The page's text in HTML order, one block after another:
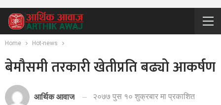
Home Hot-news
बेमौसमी तरकारी खेतीप्रति बढ्यो आकर्षण
आर्थिक आवाज २०७७ पुस १० शुक्रबार मा प्रकाशित